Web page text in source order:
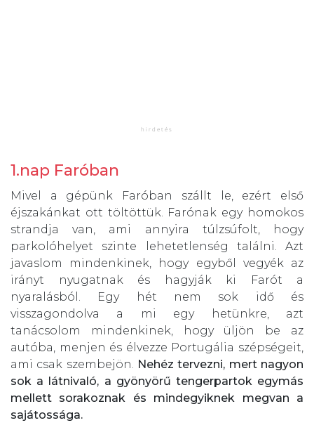
1.nap Faróban
Mivel a gépünk Faróban szállt le, ezért első
éjszakánkat ott töltöttük. Farónak egy homokos
strandja van, ami annyira túlzsúfolt, hogy
parkolóhelyet szinte lehetetlenség találni. Azt
javaslom mindenkinek, hogy egyből vegyék az
irányt nyugatnak és hagyják ki Farót a
nyaralásból. Egy hét nem sok idő és
visszagondolva a mi egy hetünkre, azt
tanácsolom mindenkinek, hogy üljön be az
autóba, menjen és élvezze Portugália szépségeit,
ami csak szembejön.
Nehéz tervezni, mert nagyon
sok a látnivaló, a gyönyörű tengerpartok egymás
mellett sorakoznak és mindegyiknek megvan a
sajátossága.